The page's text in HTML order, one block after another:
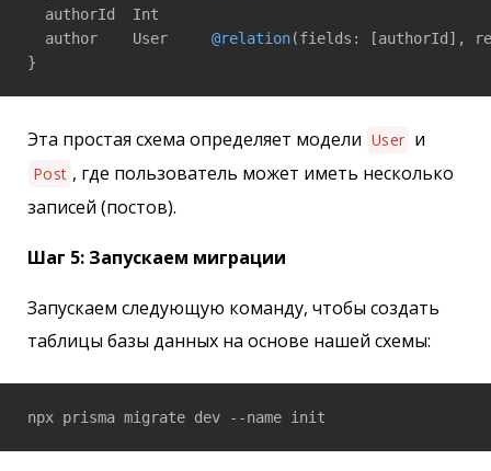
  authorId  Int
  author    User
@relation(fields: [authorId],
}
Эта простая схема определяет модели User и
Post , где пользователь может иметь несколько
записей (постов).
Шаг 5: Запускаем миграции
Запускаем следующую команду, чтобы создать
таблицы базы данных на основе нашей схемы:
npx prisma migrate dev --name init